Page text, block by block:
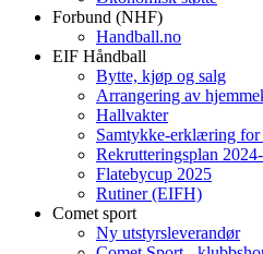
Forbund (NHF)
Handball.no
EIF Håndball
Bytte, kjøp og salg
Arrangering av
Hallvakter
Samtykke-erklæring
Rekrutteringsplan
Flatebycup 2025
Rutiner (EIFH)
Comet sport
Ny utstyrsleverandør